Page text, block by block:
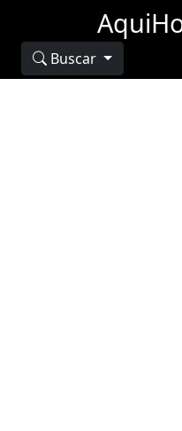
Buscar